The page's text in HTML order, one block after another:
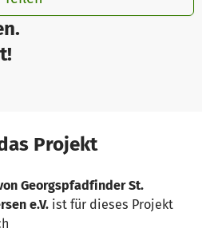
Projekt
Georgspfadfinder St.
e.V. ist für dieses Projekt